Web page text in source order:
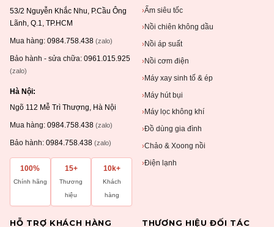
53/2 Nguyễn Khắc Nhu, P.Cầu Ông
Lãnh, Q.1, TP.HCM
Mua hàng: 0984.758.438 (zalo)
Bảo hành - sửa chữa: 0961.015.925
(zalo)
Hà Nội:
Ngõ 112 Mễ Trì Thượng, Hà Nội
Mua hàng: 0984.758.438 (zalo)
Bảo hành: 0984.758.438 (zalo)
100%
Chính hãng
15+
Thương
hiệu
10k+
Khách
hàng
›Ấm siêu tốc
› Nồi chiên không dầu
› Nồi áp suất
› Nồi cơm điện
›Máy xay sinh tố & ép
›Máy hút bụi
› Máy lọc không khí
›Đồ dùng gia đình
›Chảo & Xoong nồi
›Điện lạnh
HỖ TRỢ KHÁCH HÀNG THƯƠNG HIỆU ĐỐI TÁC